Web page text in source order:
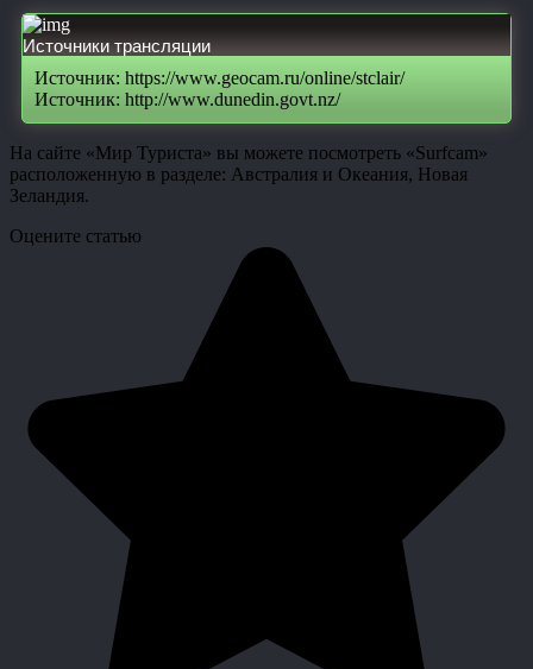
Источники трансляции
Источник: https://www.geocam.ru/online/stclair/
Источник: http://www.dunedin.govt.nz/
На сайте «Мир Туриста» вы можете посмотреть «Surfcam»
расположенную в разделе: Австралия и Океания, Новая
Зеландия.
Оцените статью